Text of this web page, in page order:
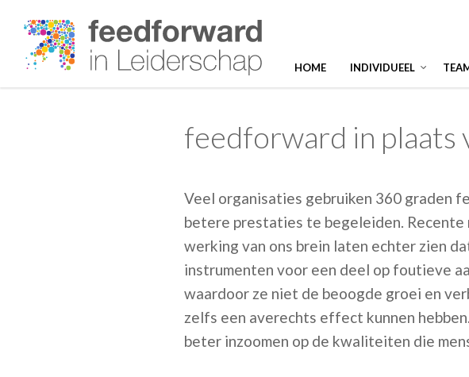
HOME INDIVIDUEEL
feedforward in plaats
Veel organisaties gebruiken 360 graden
betere prestaties te begeleiden. Recente
werking van ons brein laten echter zien
instrumenten voor een deel op foutieve
waardoor ze niet de beoogde groei en
zelfs een averechts effect kunnen
beter inzoomen op de kwaliteiten die